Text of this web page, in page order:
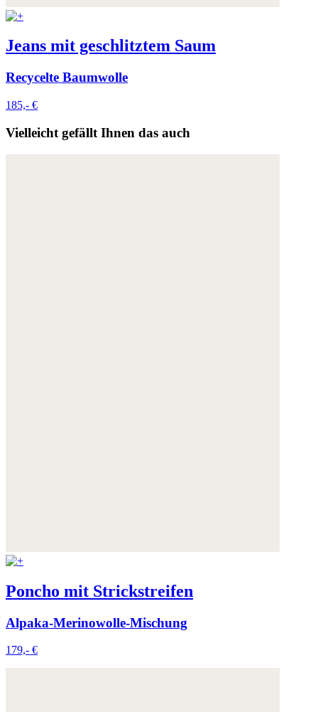
Jeans mit geschlitztem Saum
Recycelte Baumwolle
185,- €
Vielleicht gefällt Ihnen das auch
Poncho mit Strickstreifen
Alpaka-Merinowolle-Mischung
179,- €